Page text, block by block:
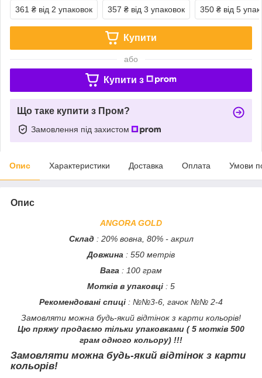
361 ₴ від 2 упаковок 357 ₴ від 3 упаковок 350 ₴ від 5
Купити
або
Купити з
Що таке купити з Пром?
Замовлення під захистом
Опис Характеристики Доставка Оплата Умови
Опис
ANGORA GOLD
Склад : 20% вовна, 80% - акрил
Довжина : 550 метрів
Вага : 100 грам
Мотків в упаковці : 5
Рекомендовані спиці : №№3-6, гачок №№ 2-4
Замовляти можна будь-який відтінок з карти кольорів!
Цю пряжу продаємо тільки упаковками ( 5 мотків 500
грам одного кольору) !!!
Замовляти можна будь-який відтінок з карти
кольорів!